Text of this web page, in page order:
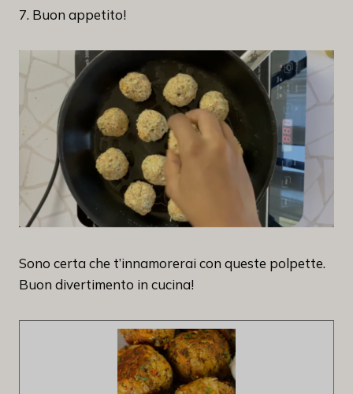
7. Buon appetito!
Sono certa che t’innamorerai con queste polpette.
Buon divertimento in cucina!